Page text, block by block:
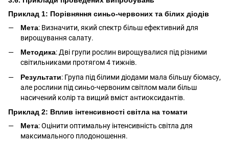
Приклад 1: Порівняння синьо-червоних та білих діодів
Мета: Визначити, який спектр більш ефективний для
вирощування салату.
Методика: Дві групи рослин вирощувалися під різними
світильниками протягом 4 тижнів.
Результати: Група під білими діодами мала більшу біомасу,
але рослини під синьо-червоним світлом мали більш
насичений колір та вищий вміст антиоксидантів.
Приклад 2: Вплив інтенсивності світла на томати
Мета: Оцінити оптимальну інтенсивність світла для
максимального плодоношення.